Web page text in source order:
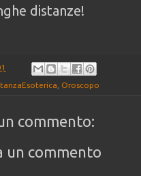
distanze!
Oroscopo
commento:
un commento